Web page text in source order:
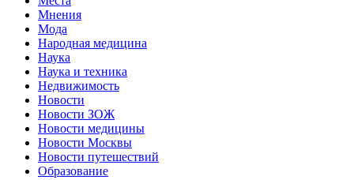
Мнения
Мода
Народная медицина
Наука
Наука и техника
Недвижимость
Новости
Новости ЗОЖ
Новости медицины
Новости Москвы
Новости путешествий
Образование